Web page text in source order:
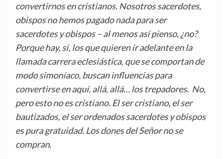
convertirnos en cristianos. Nosotros sacerdotes,
obispos no hemos pagado nada para ser
sacerdotes y obispos – al menos así pienso, ¿no?
Porque hay, sí, los que quieren ir adelante en la
llamada carrera eclesiástica, que se comportan de
modo simoníaco, buscan influencias para
convertirse en aquí, allá, allá… los trepadores. No,
pero esto no es cristiano. El ser cristiano, el ser
bautizados, el ser ordenados sacerdotes y obispos
es pura gratuidad. Los dones del Señor no se
compran.